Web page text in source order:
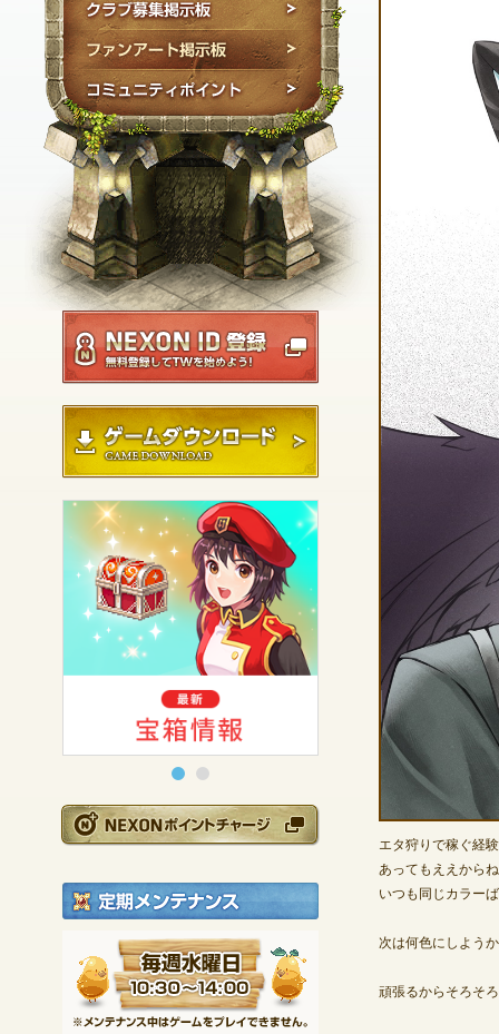
ファンアート掲示板
コミュニティポイン
NEXON ID登録
ゲームダウンロード
NEXONポイントチ
定期メンテナンス
毎週水曜日 10:30
エタ狩りで稼ぐ経
あってもええから
いつも同じカラー
次は何色にしよう
頑張るからそろそ